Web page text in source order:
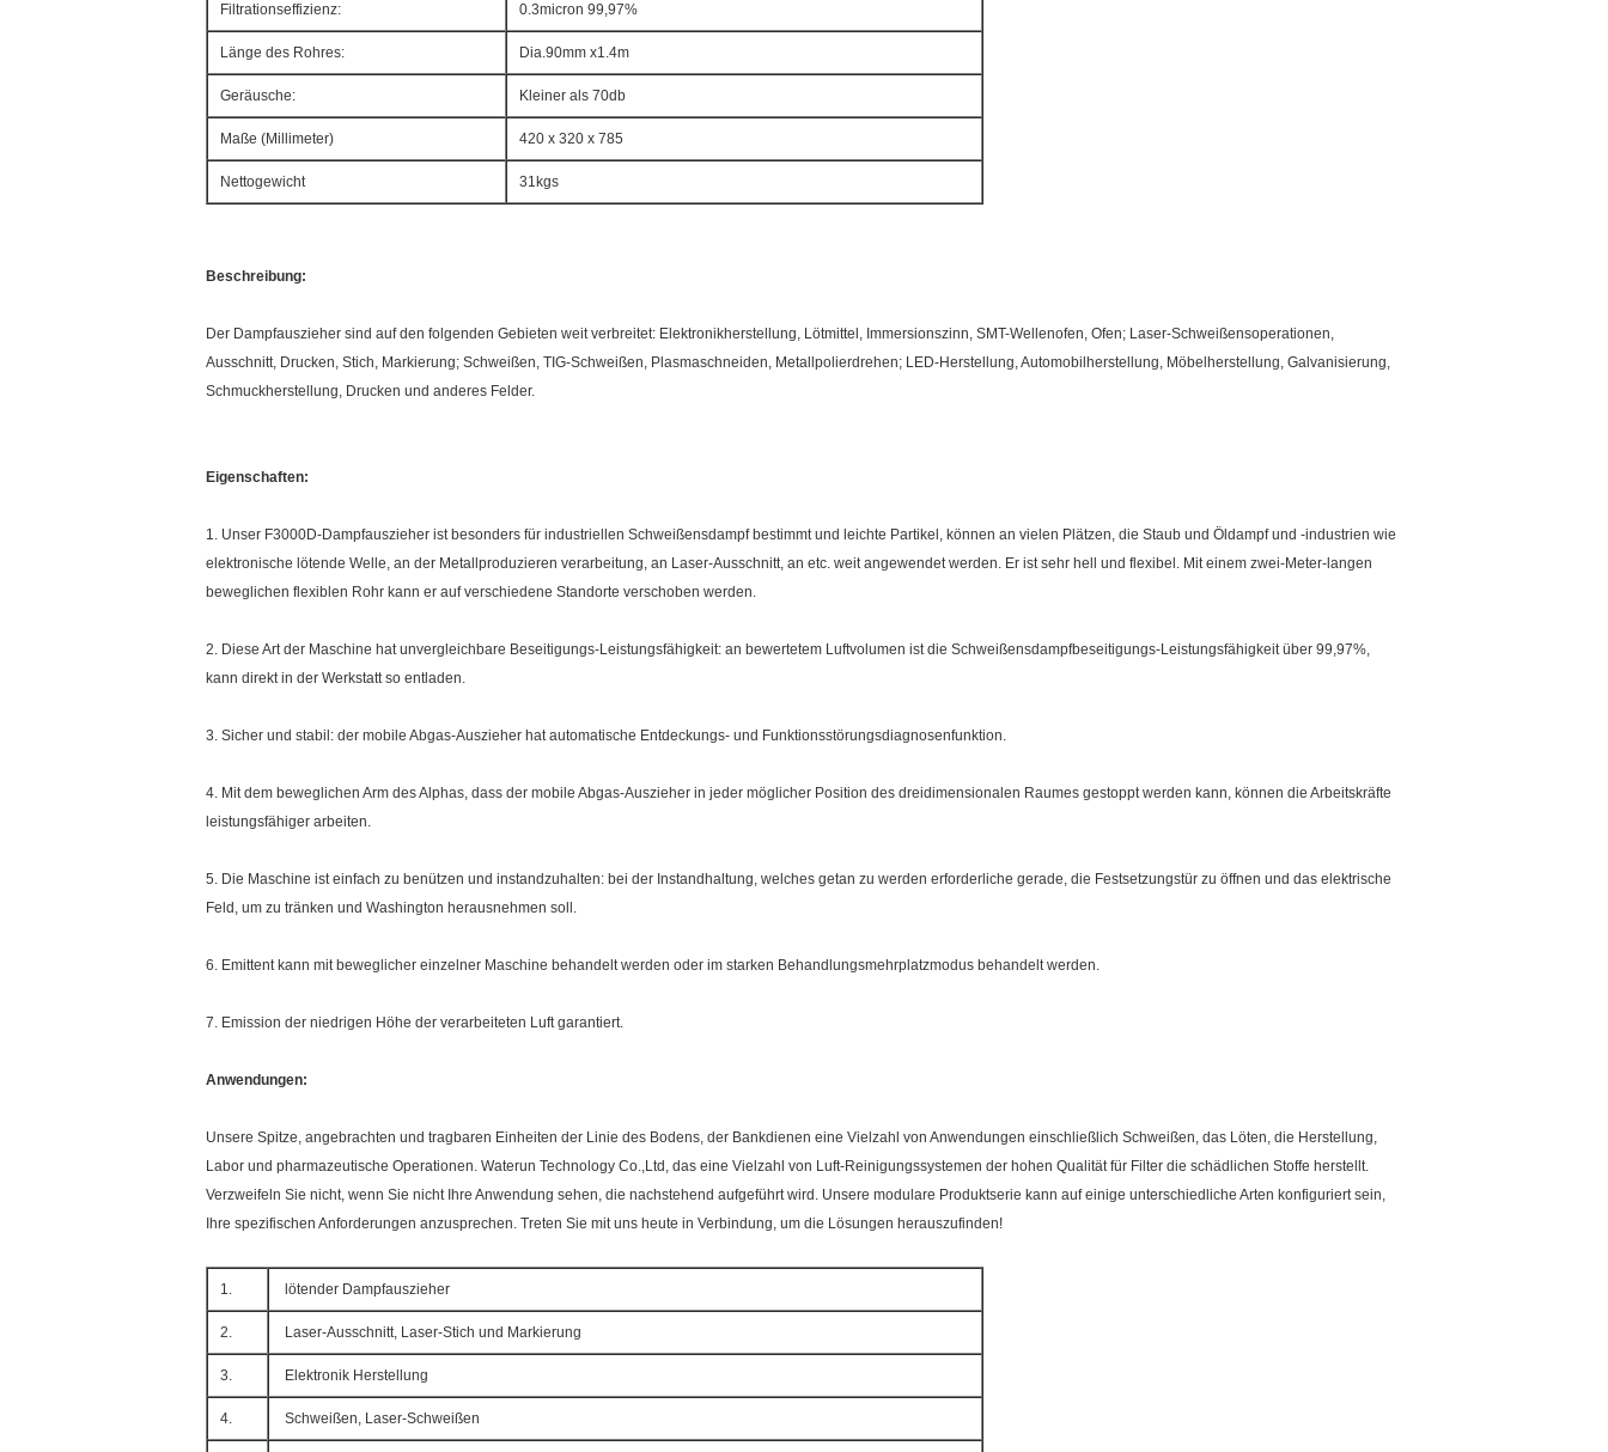
Filtrationseffizienz: 0.3micron 99,97%
Länge des Rohres: Dia.90mm x1.4m
Geräusche: Kleiner als 70db
Maße (Millimeter) 420 x 320 x 785
Nettogewicht 31kgs
Beschreibung:
Der Dampfauszieher sind auf den folgenden Gebieten weit verbreitet: Elektronikherstellung, Lötmittel, Immersionszinn, SMT-Wellenofen, Ofen; Laser-Schweißensoperationen,
Ausschnitt, Drucken, Stich, Markierung; Schweißen, TIG-Schweißen, Plasmaschneiden, Metallpolierdrehen; LED-Herstellung, Automobilherstellung, Möbelherstellung, Galvanisierung,
Schmuckherstellung, Drucken und anderes Felder.
Eigenschaften:
1. Unser F3000D-Dampfauszieher ist besonders für industriellen Schweißensdampf bestimmt und leichte Partikel, können an vielen Plätzen, die Staub und Öldampf und -industrien wie
elektronische lötende Welle, an der Metallproduzieren verarbeitung, an Laser-Ausschnitt, an etc. weit angewendet werden. Er ist sehr hell und flexibel. Mit einem zwei-Meter-langen
beweglichen flexiblen Rohr kann er auf verschiedene Standorte verschoben werden.
2. Diese Art der Maschine hat unvergleichbare Beseitigungs-Leistungsfähigkeit: an bewertetem Luftvolumen ist die Schweißensdampfbeseitigungs-Leistungsfähigkeit über 99,97%,
kann direkt in der Werkstatt so entladen.
3. Sicher und stabil: der mobile Abgas-Auszieher hat automatische Entdeckungs- und Funktionsstörungsdiagnosenfunktion.
4. Mit dem beweglichen Arm des Alphas, dass der mobile Abgas-Auszieher in jeder möglicher Position des dreidimensionalen Raumes gestoppt werden kann, können die Arbeitskräfte
leistungsfähiger arbeiten.
5. Die Maschine ist einfach zu benützen und instandzuhalten: bei der Instandhaltung, welches getan zu werden erforderliche gerade, die Festsetzungstür zu öffnen und das elektrische
Feld, um zu tränken und Washington herausnehmen soll.
6. Emittent kann mit beweglicher einzelner Maschine behandelt werden oder im starken Behandlungsmehrplatzmodus behandelt werden.
7. Emission der niedrigen Höhe der verarbeiteten Luft garantiert.
Anwendungen:
Unsere Spitze, angebrachten und tragbaren Einheiten der Linie des Bodens, der Bankdienen eine Vielzahl von Anwendungen einschließlich Schweißen, das Löten, die Herstellung,
Labor und pharmazeutische Operationen. Waterun Technology Co.,Ltd, das eine Vielzahl von Luft-Reinigungssystemen der hohen Qualität für Filter die schädlichen Stoffe herstellt.
Verzweifeln Sie nicht, wenn Sie nicht Ihre Anwendung sehen, die nachstehend aufgeführt wird. Unsere modulare Produktserie kann auf einige unterschiedliche Arten konfiguriert sein,
Ihre spezifischen Anforderungen anzusprechen. Treten Sie mit uns heute in Verbindung, um die Lösungen herauszufinden!
1. lötender Dampfauszieher
2. Laser-Ausschnitt, Laser-Stich und Markierung
3. Elektronik Herstellung
4. Schweißen, Laser-Schweißen